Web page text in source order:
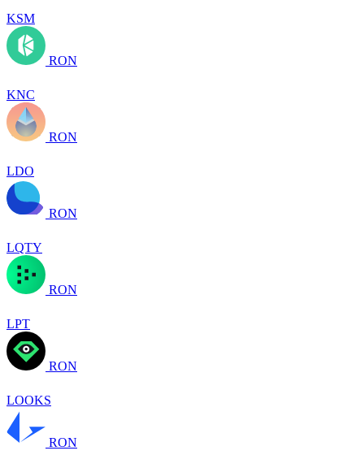
KSM
RON
KNC
RON
LDO
RON
LQTY
RON
LPT
RON
LOOKS
RON